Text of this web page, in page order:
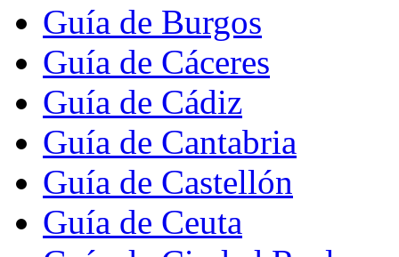
Guía de Burgos
Guía de Cáceres
Guía de Cádiz
Guía de Cantabria
Guía de Castellón
Guía de Ceuta